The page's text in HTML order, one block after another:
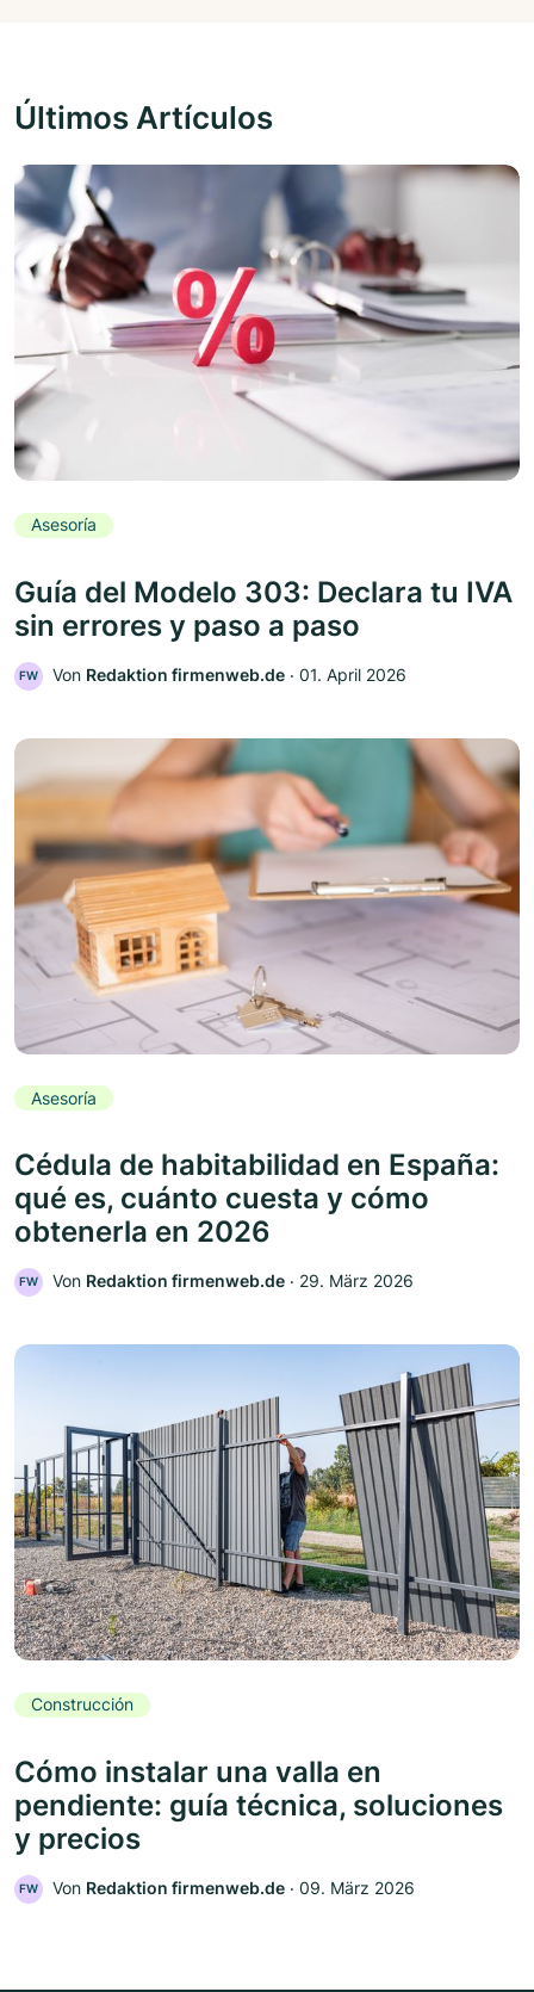
Últimos Artículos
Asesoría
Guía del Modelo 303: Declara tu IVA
sin errores y paso a paso
FW Von Redaktion firmenweb.de ‧ 01. April 2026
Asesoría
Cédula de habitabilidad en España:
qué es, cuánto cuesta y cómo
obtenerla en 2026
FW Von Redaktion firmenweb.de ‧ 29. März 2026
Construcción
Cómo instalar una valla en
pendiente: guía técnica, soluciones
y precios
FW Von Redaktion firmenweb.de ‧ 09. März 2026